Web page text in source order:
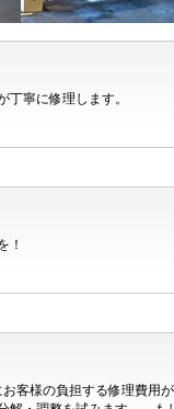
寧に修理します。
！
客様の負担する修理費用